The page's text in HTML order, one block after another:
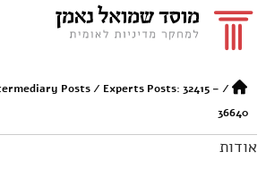
/
Posts/ Experts Posts: 32415 –
36640
אודות